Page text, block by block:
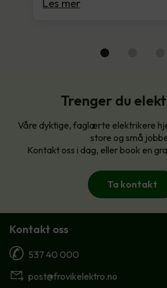
Les mer
Trenger du
Våre dyktige, faglærte elektrikere
store og små
Kontakt oss i dag, eller book en
Ta kontakt
Kontakt oss
537 40 000
post@frovikelektro.no